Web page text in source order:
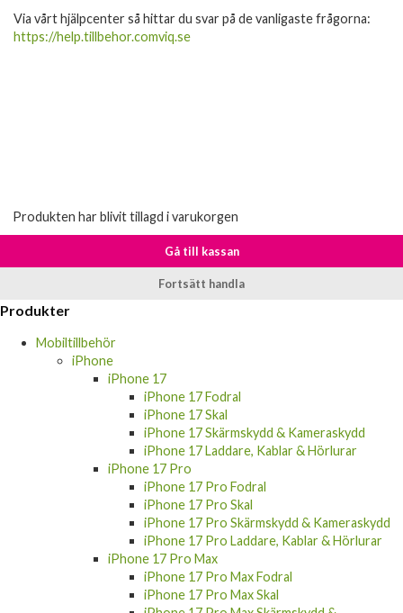
Via vårt hjälpcenter så hittar du svar på de vanligaste frågorna:
https://help.tillbehor.comviq.se
Produkten har blivit tillagd i varukorgen
Gå till kassan
Fortsätt handla
Produkter
Mobiltillbehör
iPhone
iPhone 17
iPhone 17 Fodral
iPhone 17 Skal
iPhone 17 Skärmskydd & Kameraskydd
iPhone 17 Laddare, Kablar & Hörlurar
iPhone 17 Pro
iPhone 17 Pro Fodral
iPhone 17 Pro Skal
iPhone 17 Pro Skärmskydd & Kameraskydd
iPhone 17 Pro Laddare, Kablar & Hörlurar
iPhone 17 Pro Max
iPhone 17 Pro Max Fodral
iPhone 17 Pro Max Skal